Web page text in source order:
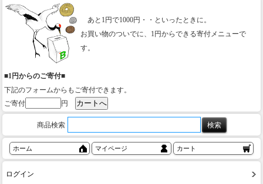
あと1円で1000円・・といったときに。
お買い物のついでに、1円からできる寄付メニューで
す。
■1円からのご寄付■
下記のフォームからもご寄付できます。
ご寄付
円
商品検索
ホーム マイページ カート
ログイン